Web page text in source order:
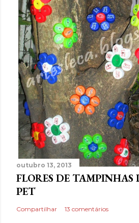
outubro 13, 2013
FLORES DE TAMPINHAS
PET
Compartilhar 13 comentários